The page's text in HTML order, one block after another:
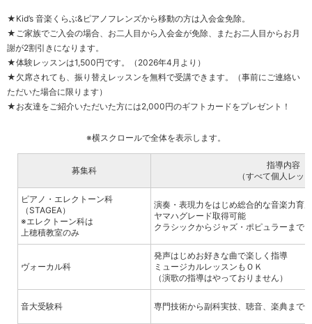
★Kid’s 音楽くらぶ&ピアノフレンズから移動の方は入会金免除。
★ご家族でご入会の場合、お二人目から入会金が免除、またお二人目からお月
謝が2割引きになります。
★体験レッスンは1,500円です。（2026年4月より）
★欠席されても、振り替えレッスンを無料で受講できます。（事前にご連絡い
ただいた場合に限ります）
★お友達をご紹介いただいた方には2,000円のギフトカードをプレゼント！
※横スクロールで全体を表示します。
募集科
指導内容
（すべて個人レッ
ピアノ・エレクトーン科
（STAGEA）
※エレクトーン科は
上穂積教室のみ
演奏・表現力をはじめ総合的な音楽力育成
ヤマハグレード取得可能
クラシックからジャズ・ポピュラーまで
ヴォーカル科
発声はじめお好きな曲で楽しく指導
ミュージカルレッスンもＯＫ
（演歌の指導はやっておりません）
音大受験科 専門技術から副科実技、聴音、楽典まで